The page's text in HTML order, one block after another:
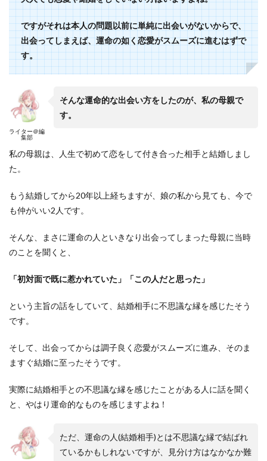
ですがそれは本人の問題以前に単純に出会いがないからで、
出会ってしまえば、運命の如く恋愛がスムーズに進むはずで
す。
ライター＠編
集部
そんな運命的な出会い方をしたのが、私の母親で
す。
私の母親は、人生で初めて恋をして付き合った相手と結婚しまし
た。
もう結婚してから20年以上経ちますが、娘の私から見ても、今で
も仲がいい2人です。
そんな、まさに運命の人といきなり出会ってしまった母親に当時
のことを聞くと、
「初対面で既に惹かれていた」「この人だと思った」
という主旨の話をしていて、結婚相手に不思議な縁を感じたそう
です。
そして、出会ってからは調子良く恋愛がスムーズに進み、そのま
ますぐ結婚に至ったそうです。
実際に結婚相手との不思議な縁を感じたことがある人に話を聞く
と、やはり運命的なものを感じますよね！
ただ、運命の人(結婚相手)とは不思議な縁で結ばれ
ているかもしれないですが、見分け方はなかなか難